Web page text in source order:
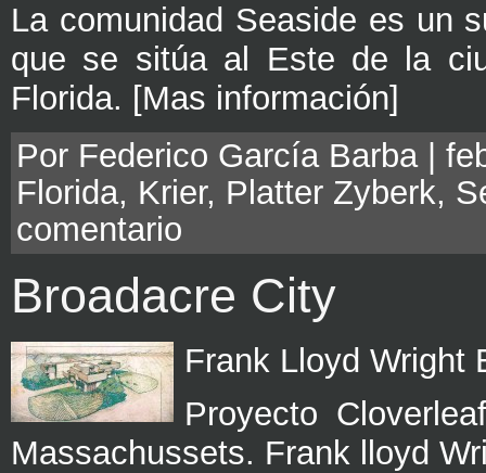
La comunidad Seaside es un
que se sitúa al Este de la
Florida. [Mas información]
Por Federico García Barba |
Florida, Krier, Platter Zyberk,
comentario
Broadacre City
Frank Lloyd Wright
Proyecto
Massachussets. Frank lloyd